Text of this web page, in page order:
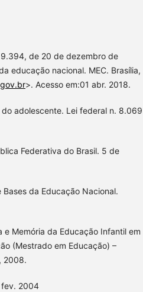
9.394, de 20 de dezembro de
educação nacional. MEC. Brasília,
>. Acesso em:01 abr. 2018.
adolescente. Lei federal n. 8.069
Federativa do Brasil. 5 de
da Educação Nacional.
e Memória da Educação Infantil em
(Mestrado em Educação) –
2008.
fev. 2004